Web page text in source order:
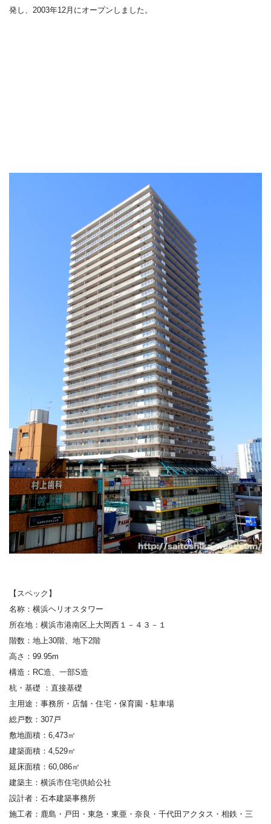
発し、 2003年12月 にオープンしました。
【スペック】
名称： 横浜ヘリオスタワー
所在地： 横浜市港南区上大岡西１－４３－１
階数： 地上30階、地下2階
高さ： 99.95m
構造： RC造、一部S造
杭・基礎
：直接基礎
主用途： 事務所 ・ 店舗 ・ 住宅 ・ 保育園 ・ 駐車場
総戸数： 307戸
敷地面積 ： 6,473㎡
建築面積 ： 4,529㎡
延床面積 ： 60,086㎡
建築主： 横浜市住宅供給公社
設計者： 石本建築事務所
施工者： 鹿島・戸田・東急・東亜・奈良・千代田アクタス・相鉄・三